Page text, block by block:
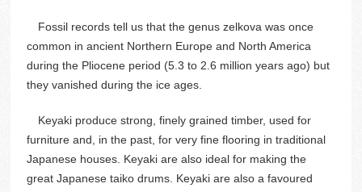
Fossil records tell us that the genus zelkova was once
common in ancient Northern Europe and North America
during the Pliocene period (5.3 to 2.6 million years ago) but
they vanished during the ice ages.
Keyaki produce strong, finely grained timber, used for
furniture and, in the past, for very fine flooring in traditional
Japanese houses. Keyaki are also ideal for making the
great Japanese taiko drums. Keyaki are also a favoured